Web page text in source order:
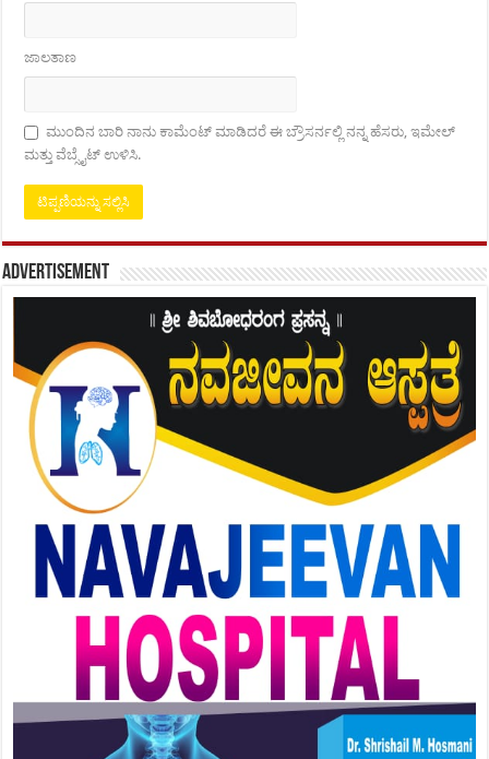
ಜಾಲತಾಣ
ಮುಂದಿನ ಬಾರಿ ನಾನು ಕಾಮೆಂಟ್ ಮಾಡಿದರೆ ಈ ಬ್ರೌಸರ್ನಲ್ಲಿ ನನ್ನ ಹೆಸರು, ಇಮೇಲ್
ಮತ್ತು ವೆಬ್ಸೈಟ್ ಉಳಿಸಿ.
Advertisement